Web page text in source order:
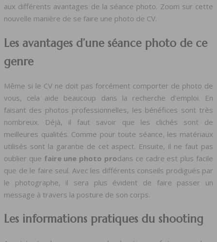
aux différents avantages de la séance photo. Zoom sur cette
nouvelle manière de se faire une photo de CV.
Les avantages d’une séance photo de ce
genre
Même si le CV ne doit pas forcément comporter de photo de
vous, cela aide beaucoup dans la recherche d’emploi. En
faisant des photos professionnelles, les bénéfices sont très
nombreux. Déjà, il faut savoir que les clichés sont de
meilleures qualités. Comme pour toute séance, les matériaux
utilisés sont la garantie de cet aspect. Ensuite, il ne faut pas
oublier que faire une photo prodans ce cadre est plus facile
que de le faire seul. Avec les différents conseils prodigués par
le photographe, il sera plus évident de faire passer un
message à travers la posture de son corps.
Les informations pratiques du shooting